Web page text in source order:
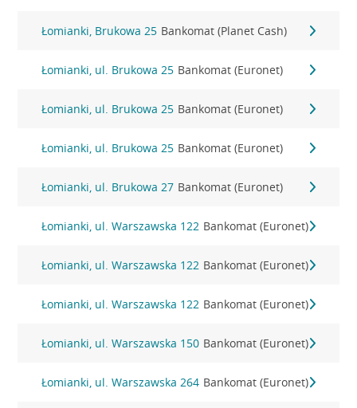
Łomianki, Brukowa 25 Bankomat (Planet Cash)
Łomianki, ul. Brukowa 25 Bankomat (Euronet)
Łomianki, ul. Brukowa 25 Bankomat (Euronet)
Łomianki, ul. Brukowa 25 Bankomat (Euronet)
Łomianki, ul. Brukowa 27 Bankomat (Euronet)
Łomianki, ul. Warszawska 122 Bankomat (Euronet)
Łomianki, ul. Warszawska 122 Bankomat (Euronet)
Łomianki, ul. Warszawska 122 Bankomat (Euronet)
Łomianki, ul. Warszawska 150 Bankomat (Euronet)
Łomianki, ul. Warszawska 264 Bankomat (Euronet)